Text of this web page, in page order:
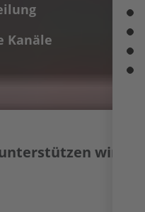
Kanäle
wir